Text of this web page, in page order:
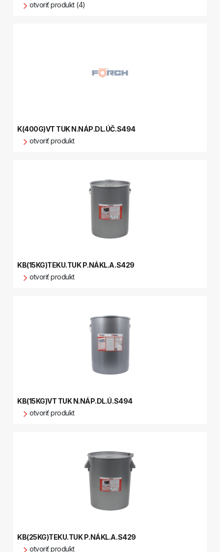
otvoriť produkt (4)
K(400G)VT TUK N.NÁP.DL.ÚČ.S494
otvoriť produkt
KB(15KG)TEKU.TUK P.NÁKL.A.S429
otvoriť produkt
KB(15KG)VT TUK N.NÁP.DL.Ú.S494
otvoriť produkt
KB(25KG)TEKU.TUK P.NÁKL.A.S429
otvoriť produkt